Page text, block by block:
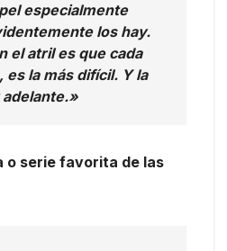
especialmente
los hay.
el atril es que cada
es la más difícil. Y la
o serie favorita de las